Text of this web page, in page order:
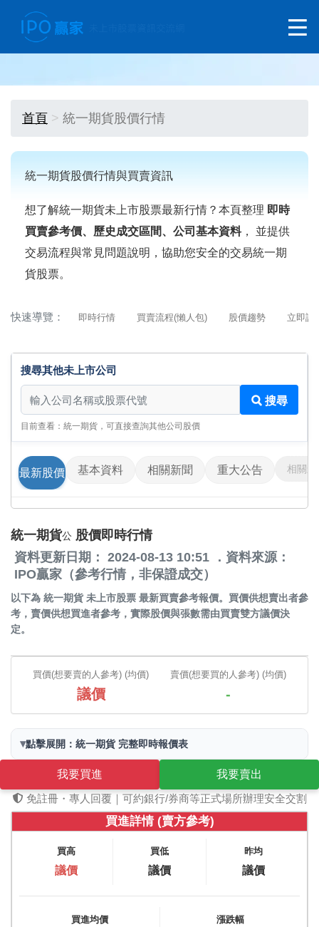
首頁 統一期貨股價行情
統一期貨股價行情與買賣資訊
想了解統一期貨未上市股票最新行情？本頁整理 即時
買賣參考價、歷史成交區間、公司基本資料， 並提供
交易流程與常見問題說明，協助您安全的交易統一期
貨股票。
快速導覽： 即時行情 買賣流程(懶人包) 股價趨勢 立即詢
搜尋其他未上市公司
搜尋其他未上市公司
搜尋
目前查看：統一期貨，可直接查詢其他公司股價
最新股價 基本資料 相關新聞 重大公告 相關影
統一期貨公 股價即時行情
資料更新日期： 2024-08-13 10:51 ．資料來源：
IPO贏家（參考行情，非保證成交）
以下為 統一期貨 未上市股票 最新買賣參考報價。買價供想賣出者參
考，賣價供想買進者參考，實際股價與張數需由買賣雙方議價決
定。
買價(想要賣的人參考) (均價)
議價
賣價(想要買的人參考) (均價)
-
▾點擊展開：統一期貨 完整即時報價表
我要買進
我要賣出
免註冊・專人回覆｜可約銀行/券商等正式場所辦理安全交割
買進詳情 (賣方參考)
買高
議價
買低
議價
昨均
議價
買進均價 漲跌幅